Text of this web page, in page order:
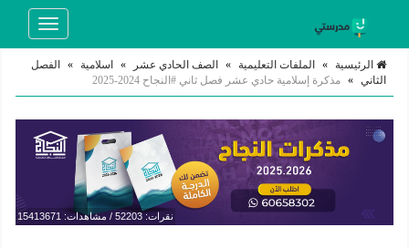
Toggle
الرئيسية » الملفات التعليمية » الصف الحادي عشر » اسلامية »
الفصل
الثاني » مذكرة إسلامية حادي عشر فصل ثاني #النجاح 2024-2025
نقرات: 52203 / مشاهدات: 15413671